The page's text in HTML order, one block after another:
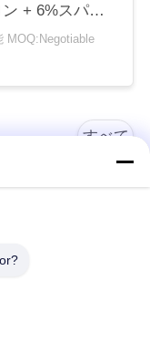
+ 6%スパン
リサイクルポ
テルニット生地
用）
MOQ:Negotiable
すべて
地